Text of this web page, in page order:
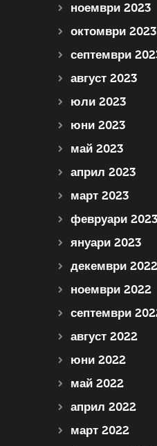
ноември 2023
октомври 2023
септември
август 2023
юли 2023
юни 2023
май 2023
април 2023
март 2023
февруари 2023
януари 2023
декември 2022
ноември 2022
септември
август 2022
юни 2022
май 2022
април 2022
март 2022